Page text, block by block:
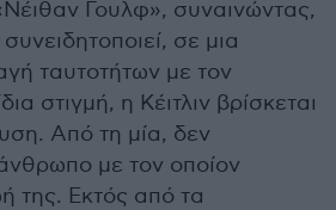
Γουλφ», συναινώντας,
σε μια
ταυτοτήτων με τον
στιγμή, η Κέιτλιν βρίσκεται
Από τη μία, δεν
με τον οποίον
της. Εκτός από τα